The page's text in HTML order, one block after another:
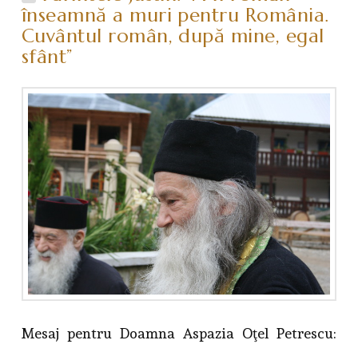
înseamnă a muri pentru România.
Cuvântul român, după mine, egal
sfânt”
Mesaj pentru Doamna Aspazia Oţel Petrescu: